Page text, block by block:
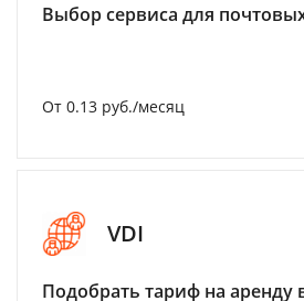
Выбор сервиса для
От 0.13 руб./месяц
VDI
Подобрать тариф на аренду